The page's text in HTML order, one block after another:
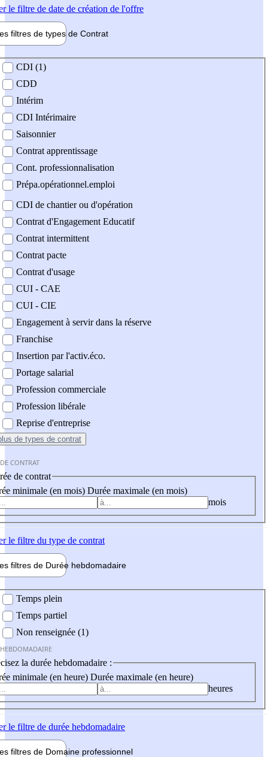
le filtre de date de création de l'offre
filtres de types de Contrat
contrat
CDI (1)
CDD
Intérim
CDI Intérimaire
Saisonnier
Contrat apprentissage
Cont. professionnalisation
Prépa.opérationnel.emploi
CDI de chantier ou d'opération
Contrat d'Engagement Educatif
Contrat intermittent
Contrat pacte
Contrat d'usage
CUI - CAE
CUI - CIE
Engagement à servir dans la réserve
Franchise
Insertion par l'activ.éco.
Portage salarial
Profession commerciale
Profession libérale
Reprise d'entreprise
de types de contrat
CONTRAT
de contrat
minimale (en mois) Durée maximale (en mois)
mois
le filtre du type de contrat
filtres de Durée hebdomadaire
Temps plein
Temps partiel
Non renseignée (1)
la durée hebdomadaire :
minimale (en heure) Durée maximale (en heure)
heures
le filtre de durée hebdomadaire
filtres de Domaine professionnel